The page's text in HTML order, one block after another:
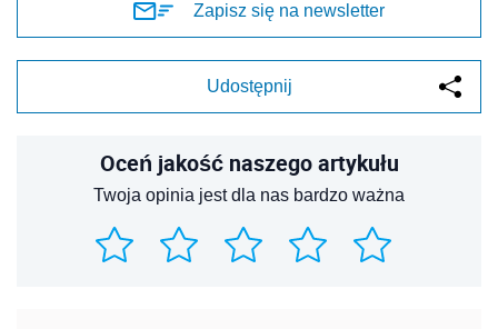
Zapisz się na newsletter
Udostępnij
Oceń jakość naszego artykułu
Twoja opinia jest dla nas bardzo ważna